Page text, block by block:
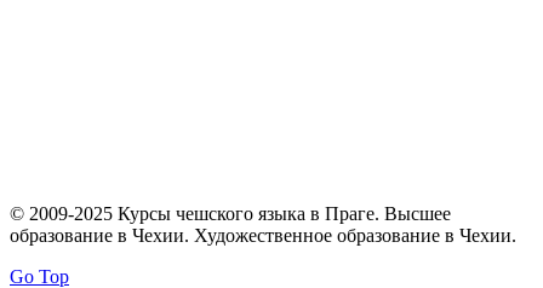
© 2009-2025 Курсы чешского языка в Праге. Высшее
образование в Чехии. Художественное образование в Чехии.
Go Top